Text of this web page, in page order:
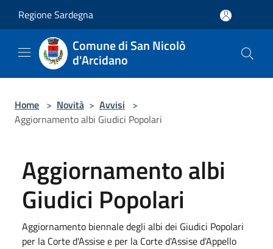
Regione Sardegna
Comune di San Nicolò
d'Arcidano
Home > Novità > Avvisi >
Aggiornamento albi Giudici Popolari
Aggiornamento albi
Giudici Popolari
Aggiornamento biennale degli albi dei Giudici Popolari
per la Corte d'Assise e per la Corte d'Assise d'Appello